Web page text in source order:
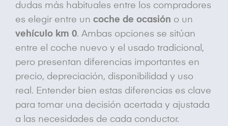
dudas más habituales entre los compradores
es elegir entre un coche de ocasión o un
vehículo km 0. Ambas opciones se sitúan
entre el coche nuevo y el usado tradicional,
pero presentan diferencias importantes en
precio, depreciación, disponibilidad y uso
real. Entender bien estas diferencias es clave
para tomar una decisión acertada y ajustada
a las necesidades de cada conductor.